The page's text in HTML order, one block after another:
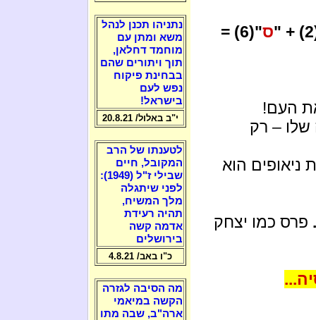
ס"(6) =
העם!
שלו – רק
ניאופים הוא
פרס כמו יצחק
נתניהו תכנן לנהל
משא ומתן עם
מוחמד דחלאן,
תוך ויתורים שהם
בבחינת פיקוח
נפש לעם
בישראל!
י"ב באלול/ 20.8.21
לטענתו של הרב
המקובל, חיים
שבילי ז"ל (1949):
לפני שיתגלה
מלך המשיח,
תהיה רעידת
אדמה קשה
בירושלים
כ"ו באב/ 4.8.21
מה הסיבה לגזרה
הקשה במיאמי
ארה"ב, שבה מתו